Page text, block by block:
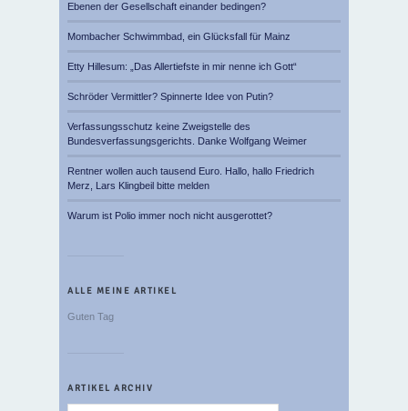
Ebenen der Gesellschaft einander bedingen?
Mombacher Schwimmbad, ein Glücksfall für Mainz
Etty Hillesum: „Das Allertiefste in mir nenne ich Gott“
Schröder Vermittler? Spinnerte Idee von Putin?
Verfassungsschutz keine Zweigstelle des
Bundesverfassungsgerichts. Danke Wolfgang Weimer
Rentner wollen auch tausend Euro. Hallo, hallo Friedrich
Merz, Lars Klingbeil bitte melden
Warum ist Polio immer noch nicht ausgerottet?
ALLE MEINE ARTIKEL
Guten Tag
ARTIKEL ARCHIV